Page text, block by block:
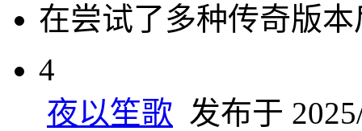
在尝试了多种传奇版
4
夜以笙歌 发布于